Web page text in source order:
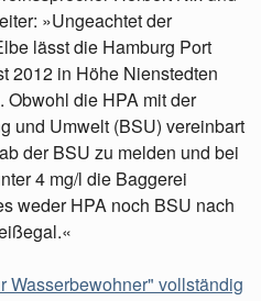
»Ungeachtet der
lässt die Hamburg Port
2012 in Höhe Nienstedten
Obwohl die HPA mit der
und Umwelt (BSU) vereinbart
der BSU zu melden und bei
4 mg/l die Baggerei
weder HPA noch BSU nach
Wasserbewohner" vollständig